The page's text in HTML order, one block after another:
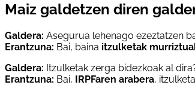
Maiz galdetzen diren
Galdera: Asegurua lehenago ezeztatzen
Erantzuna: Bai, baina itzulketak
Galdera: Itzulketak zerga bidezkoak al
Erantzuna: Bai, IRPFaren arabera,